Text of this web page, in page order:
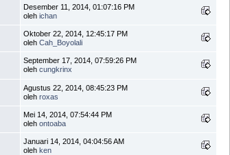
Desember 11, 2014, 01:07:16 PM
oleh ichan
Oktober 22, 2014, 12:45:17 PM
oleh Cah_Boyolali
September 17, 2014, 07:59:26 PM
oleh cungkrinx
Agustus 22, 2014, 08:45:23 PM
oleh roxas
Mei 14, 2014, 07:54:44 PM
oleh ontoaba
Januari 14, 2014, 04:04:56 AM
oleh ken